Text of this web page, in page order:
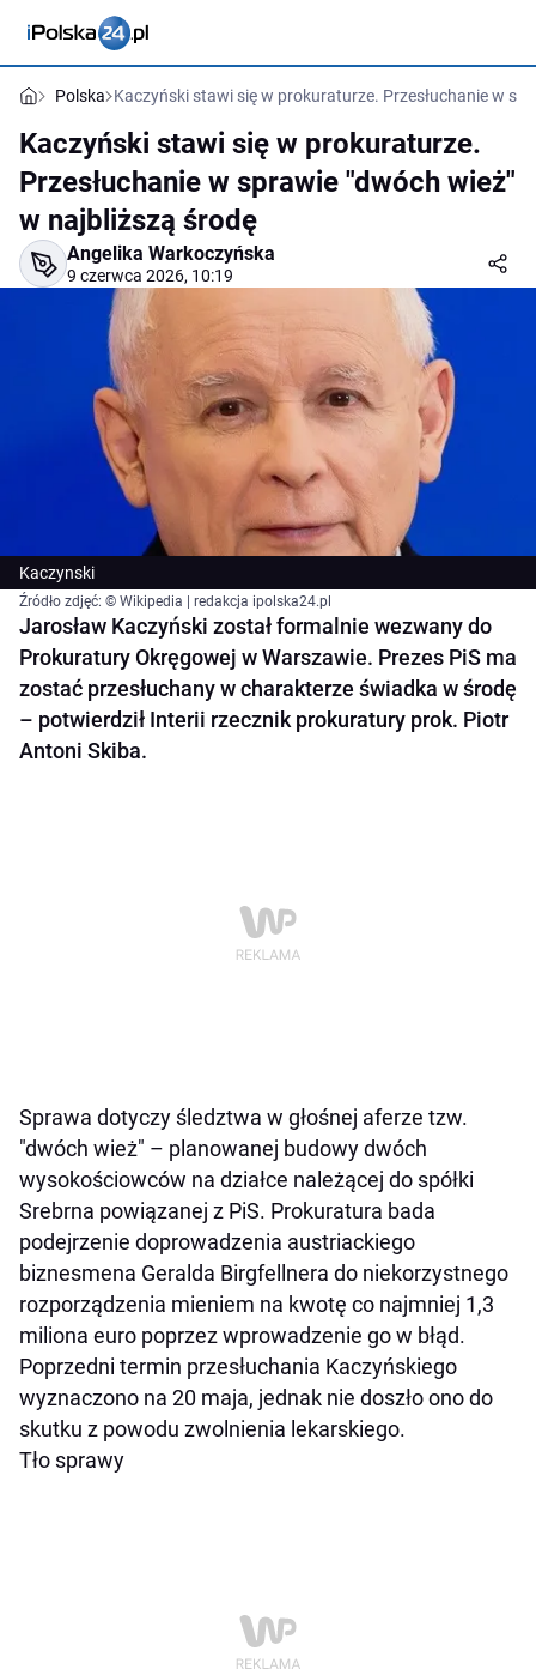
Polska Kaczyński stawi się w prokuraturze. Przesłuchanie w
Kaczyński stawi się w prokuraturze.
Przesłuchanie w sprawie "dwóch wież"
w najbliższą środę
Angelika Warkoczyńska
9 czerwca 2026, 10:19
Kaczynski
Źródło zdjęć: © Wikipedia | redakcja ipolska24.pl
Jarosław Kaczyński został formalnie wezwany do
Prokuratury Okręgowej w Warszawie. Prezes PiS ma
zostać przesłuchany w charakterze świadka w środę
– potwierdził Interii rzecznik prokuratury prok. Piotr
Antoni Skiba.
Sprawa dotyczy śledztwa w głośnej aferze tzw.
"dwóch wież" – planowanej budowy dwóch
wysokościowców na działce należącej do spółki
Srebrna powiązanej z PiS. Prokuratura bada
podejrzenie doprowadzenia austriackiego
biznesmena Geralda Birgfellnera do niekorzystnego
rozporządzenia mieniem na kwotę co najmniej 1,3
miliona euro poprzez wprowadzenie go w błąd.
Poprzedni termin przesłuchania Kaczyńskiego
wyznaczono na 20 maja, jednak nie doszło ono do
skutku z powodu zwolnienia lekarskiego.
Tło sprawy